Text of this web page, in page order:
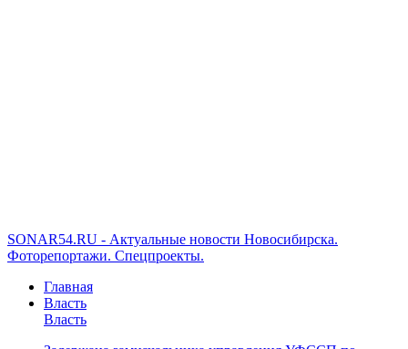
SONAR54.RU - Актуальные новости Новосибирска.
Фоторепортажи. Спецпроекты.
Главная
Власть
Власть